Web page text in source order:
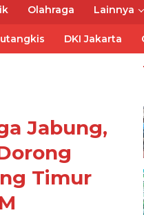
Olahraga Lainnya
DKI Jakarta
Jabung,
Timur